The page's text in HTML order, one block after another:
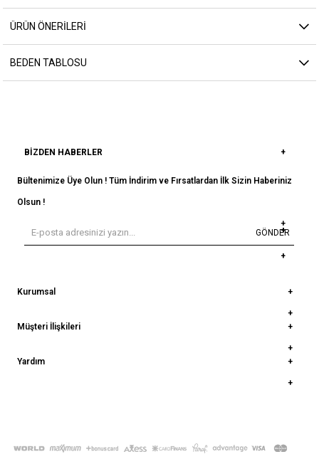
ÜRÜN ÖNERILERI
BEDEN TABLOSU
BIZDEN HABERLER
Bültenimize Üye Olun ! Tüm İndirim ve Fırsatlardan İlk Sizin Haberiniz
Olsun !
GÖNDER
Kurumsal
Müşteri İlişkileri
Yardım